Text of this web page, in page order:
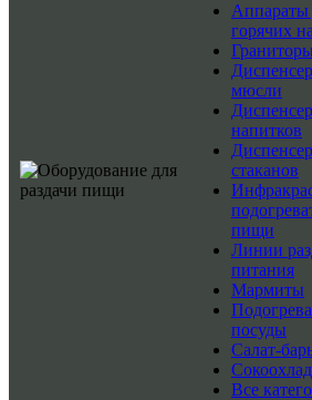
Аппараты
горячих
мюсли
напитков
стаканов
пищи
Линии
питания
Мармиты
посуды
Салат-
Все